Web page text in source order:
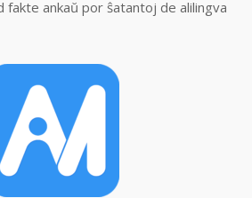
ankaŭ por ŝatantoj de alilingva